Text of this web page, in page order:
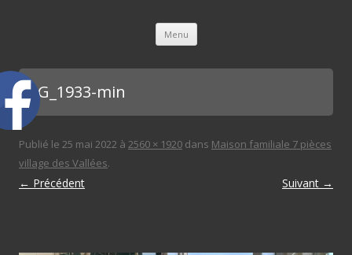
Menu Aller au contenu principal
IMG_1933-min
Publié le 25 mai 2022 à 2560 × 1920 dans Maison familiale 7 pièces
village des Vallées.
← Précédent Suivant →